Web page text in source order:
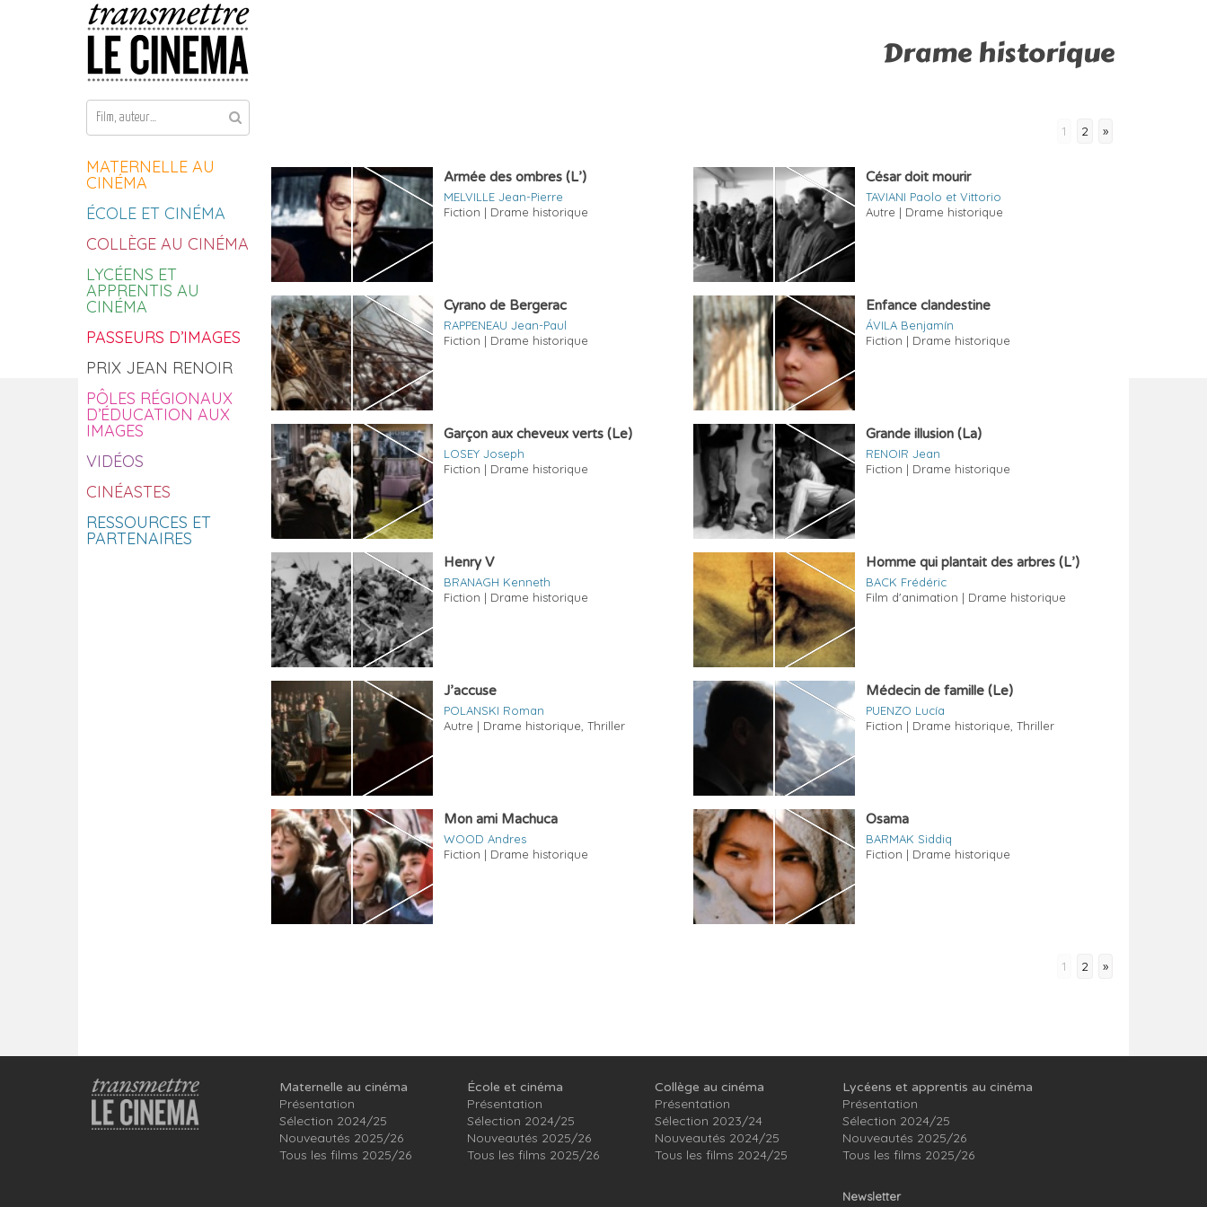
Aller au contenu
MATERNELLE AU
CINÉMA
ÉCOLE ET CINÉMA
COLLÈGE AU CINÉMA
LYCÉENS ET
APPRENTIS AU
CINÉMA
PASSEURS D’IMAGES
PRIX JEAN RENOIR
PÔLES RÉGIONAUX
D’ÉDUCATION AUX
IMAGES
VIDÉOS
CINÉASTES
RESSOURCES ET
PARTENAIRES
Drame historique
1 2 »
Armée des ombres (L’)
MELVILLE Jean-Pierre
Fiction | Drame historique
César doit mourir
TAVIANI Paolo et Vittorio
Autre | Drame historique
Cyrano de Bergerac
RAPPENEAU Jean-Paul
Fiction | Drame historique
Enfance clandestine
ÁVILA Benjamín
Fiction | Drame historique
Garçon aux cheveux verts (Le)
LOSEY Joseph
Fiction | Drame historique
Grande illusion (La)
RENOIR Jean
Fiction | Drame historique
Henry V
BRANAGH Kenneth
Fiction | Drame historique
Homme qui plantait des arbres (L’)
BACK Frédéric
Film d'animation | Drame historique
J’accuse
POLANSKI Roman
Autre | Drame historique, Thriller
Médecin de famille (Le)
PUENZO Lucía
Fiction | Drame historique, Thriller
Mon ami Machuca
WOOD Andres
Fiction | Drame historique
Osama
BARMAK Siddiq
Fiction | Drame historique
1 2 »
Maternelle au cinéma
Présentation
Sélection 2024/25
Nouveautés 2025/26
Tous les films 2025/26
École et cinéma
Présentation
Sélection 2024/25
Nouveautés 2025/26
Tous les films 2025/26
Collège au cinéma
Présentation
Sélection 2023/24
Nouveautés 2024/25
Tous les films 2024/25
Lycéens et apprentis au cinéma
Présentation
Sélection 2024/25
Nouveautés 2025/26
Tous les films 2025/26
Newsletter